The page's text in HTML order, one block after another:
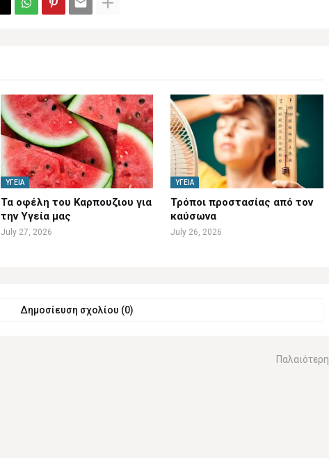
ΥΓΕΊΑ
Τα οφέλη του Καρπουζιου για
την Υγεία μας
July 27, 2026
ΥΓΕΊΑ
Τρόποι προστασίας από τον
καύσωνα
July 26, 2026
Δημοσίευση σχολίου (0)
Παλαιότερη